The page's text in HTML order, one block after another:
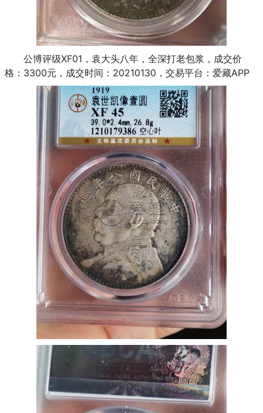
公博评级XF01，袁大头八年，全深打老包浆，成交价
格：3300元，成交时间：20210130，交易平台：爱藏APP